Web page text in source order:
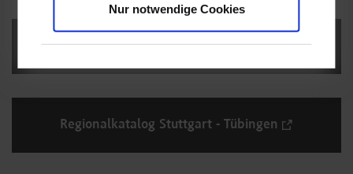
Nur notwendige Cookies
Gemeinsamer Bibliotheksverbund
Regionalkatalog Stuttgart - Tübingen